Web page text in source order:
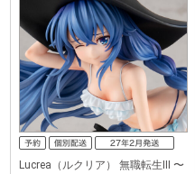
Lucrea（ルクリア） 無職転生III 〜